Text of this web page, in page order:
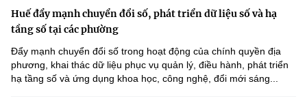
Huế đẩy mạnh chuyển đổi số, phát triển dữ liệu số và hạ
tầng số tại các phường
Đẩy mạnh chuyển đổi số trong hoạt động của chính quyền địa
phương, khai thác dữ liệu phục vụ quản lý, điều hành, phát triển
hạ tầng số và ứng dụng khoa học, công nghệ, đổi mới sáng...